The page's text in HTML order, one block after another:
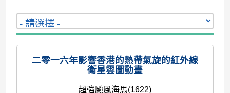
二零一六年影響香港的熱帶氣旋的紅外線
衛星雲圖動畫
超強颱風海馬(1622)